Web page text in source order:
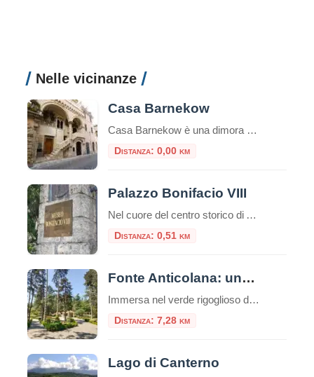
Nelle vicinanze
Casa Barnekow
Casa Barnekow è una dimora storica di Anagni.Si trova di fronte alla chiesa di Sant’Andrea.L’edificio, edificato sotto il pontificato del Papa anagnino Gregorio IX, è un esempio unico di architettura medioevale. Storia di Casa Barnekow Un documento del 1280 fa risalire la prima prorietà della dimora ad un certo Stefano Thomasi de Cinzio.Tuttavia, successivamente, altri […]
Distanza: 0,00 km
Palazzo Bonifacio VIII
Nel cuore del centro storico di Anagni, la città dei Papi, sorge un edificio che ha segnato la storia della Chiesa e dell’Europa medievale: Palazzo Bonifacio VIII. Questo palazzo, un tempo residenza papale, è diventato celebre per un episodio che ha scosso la cristianità: lo Schiaffo di Anagni. Un po’ di storia Il palazzo risale […]
Distanza: 0,51 km
Fonte Anticolana: una parentesi di benessere tra la natura e storia
Immersa nel verde rigoglioso del Lazio, la Fonte Anticolana di Fiuggi rappresenta un connubio perfetto tra benessere termale, natura incontaminata e intrattenimento. Se la vicina Fonte Bonifacio VIII è storicamente consacrata alla cura del corpo e alla sacralità della tradizione, la Fonte Anticolana (conosciuta anche come “Fonte Nuova”) si presenta come il polmone verde e […]
Distanza: 7,28 km
Lago di Canterno